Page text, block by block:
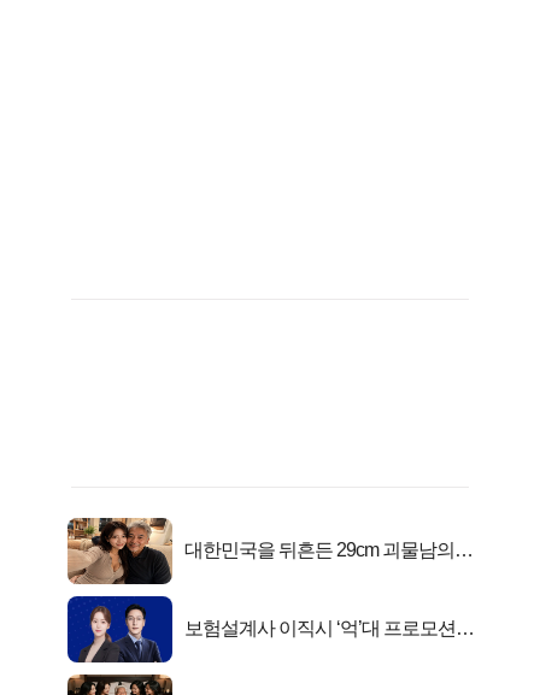
대한민국을 뒤흔든 29cm 괴물남의
보험설계사 이직시 ‘억’대 프로모션!